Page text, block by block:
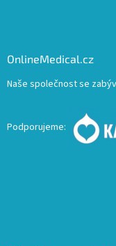
OnlineMedical.cz
Naše společnost se
Podporujeme: